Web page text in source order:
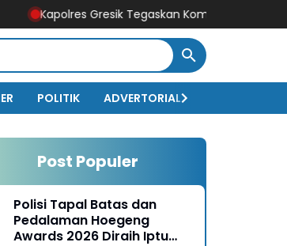
Kapolres Gresik Tegaskan Komitmen Polri Dukung
POLITIK ADVERTORIAL
Post Populer
Polisi Tapal Batas dan
Pedalaman Hoegeng
Awards 2026 Diraih Iptu